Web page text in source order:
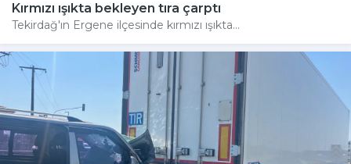
Kırmızı ışıkta bekleyen tıra çarptı
Tekirdağ'ın Ergene ilçesinde kırmızı ışıkta...